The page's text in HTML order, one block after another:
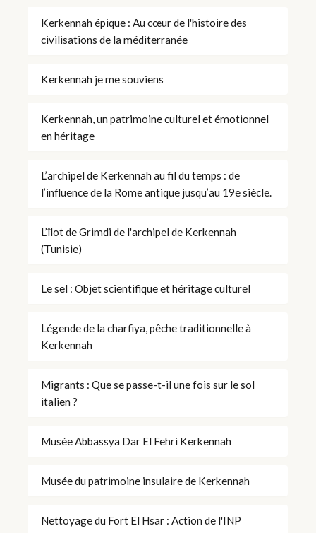
Kerkennah épique : Au cœur de l'histoire des
civilisations de la méditerranée
Kerkennah je me souviens
Kerkennah, un patrimoine culturel et émotionnel
en héritage
L’archipel de Kerkennah au fil du temps : de
l’influence de la Rome antique jusqu’au 19e siècle.
L’îlot de Grimdi de l'archipel de Kerkennah
(Tunisie)
Le sel : Objet scientifique et héritage culturel
Légende de la charfiya, pêche traditionnelle à
Kerkennah
Migrants : Que se passe-t-il une fois sur le sol
italien ?
Musée Abbassya Dar El Fehri Kerkennah
Musée du patrimoine insulaire de Kerkennah
Nettoyage du Fort El Hsar : Action de l'INP